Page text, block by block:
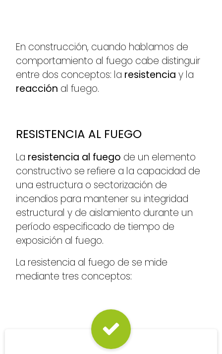
En construcción, cuando hablamos de
comportamiento al fuego cabe distinguir
entre dos conceptos: la resistenciay la
reacción al fuego.
RESISTENCIA AL FUEGO
La resistencia al fuego de un elemento
constructivo se refiere a la capacidad de
una estructura o sectorización de
incendios para mantener su integridad
estructural y de aislamiento durante un
período especificado de tiempo de
exposición al fuego.
La resistencia al fuego de se mide
mediante tres conceptos: